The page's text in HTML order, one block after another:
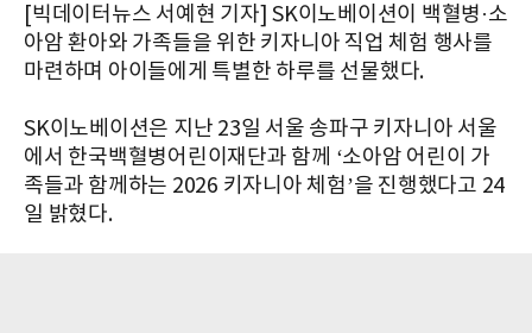
[빅데이터뉴스 서예현 기자] SK이노베이션이 백혈병·소
아암 환아와 가족들을 위한 키자니아 직업 체험 행사를
마련하며 아이들에게 특별한 하루를 선물했다.
SK이노베이션은 지난 23일 서울 송파구 키자니아 서울
에서 한국백혈병어린이재단과 함께 ‘소아암 어린이 가
족들과 함께하는 2026 키자니아 체험’을 진행했다고 24
일 밝혔다.